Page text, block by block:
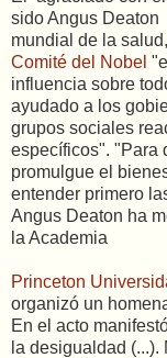
sido Angus Deaton
mundial de la
Comité del Nobel
influencia sobre
ayudado a los
grupos sociales
específicos". "Para
promulgue el
entender primero
Angus Deaton ha
la Academia
Princeton
organizó un
En el acto
la desigualdad